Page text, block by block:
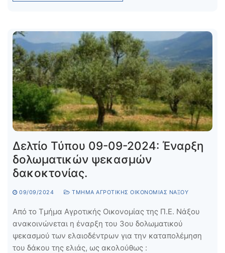
Δελτίο Τύπου 09-09-2024: Έναρξη
δολωματικών ψεκασμών
δακοκτονίας.
09/09/2024 ΤΜΉΜΑ ΑΓΡΟΤΙΚΉΣ ΟΙΚΟΝΟΜΊΑΣ ΝΆΞΟΥ
Από το Τμήμα Αγροτικής Οικονομίας της Π.Ε. Νάξου
ανακοινώνεται η έναρξη του 3ου δολωματικού
ψεκασμού των ελαιοδέντρων για την καταπολέμηση
του δάκου της ελιάς, ως ακολούθως :